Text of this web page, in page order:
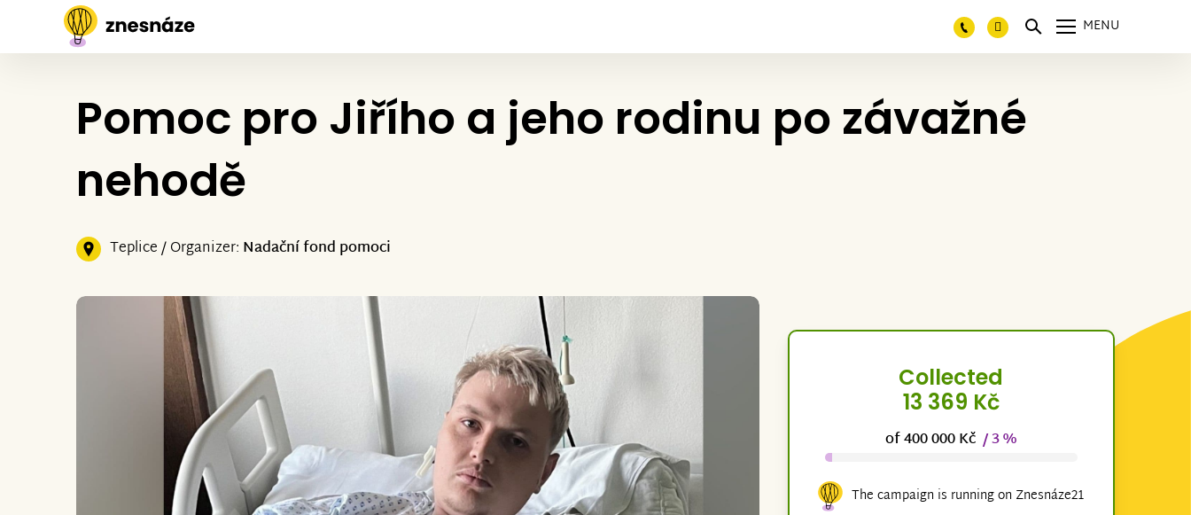
MENU
Pomoc pro Jiřího a jeho rodinu po závažné
nehodě
Teplice / Organizer: Nadační fond pomoci
Collected
13 369 Kč
of 400 000 Kč/ 3 %
The campaign is running on Znesnáze21